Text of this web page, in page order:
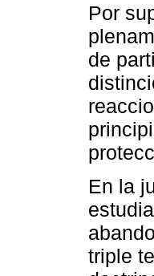
Por
de
En la
triple